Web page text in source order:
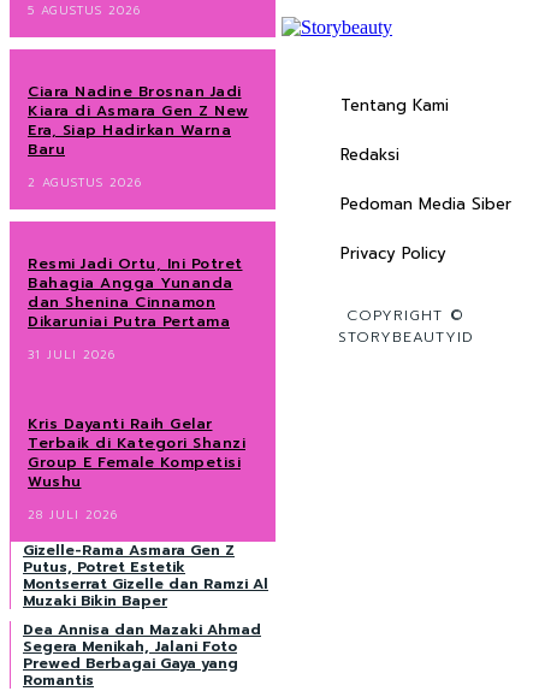
5 AGUSTUS 2026
Ciara Nadine Brosnan Jadi
Kiara di Asmara Gen Z New
Era, Siap Hadirkan Warna
Baru
2 AGUSTUS 2026
Resmi Jadi Ortu, Ini Potret
Bahagia Angga Yunanda
dan Shenina Cinnamon
Dikaruniai Putra Pertama
31 JULI 2026
Kris Dayanti Raih Gelar
Terbaik di Kategori Shanzi
Group E Female Kompetisi
Wushu
28 JULI 2026
Gizelle-Rama Asmara Gen Z
Putus, Potret Estetik
Montserrat Gizelle dan Ramzi Al
Muzaki Bikin Baper
Dea Annisa dan Mazaki Ahmad
Segera Menikah, Jalani Foto
Prewed Berbagai Gaya yang
Romantis
Tentang Kami
Redaksi
Pedoman Media Siber
Privacy Policy
COPYRIGHT ©
STORYBEAUTYID